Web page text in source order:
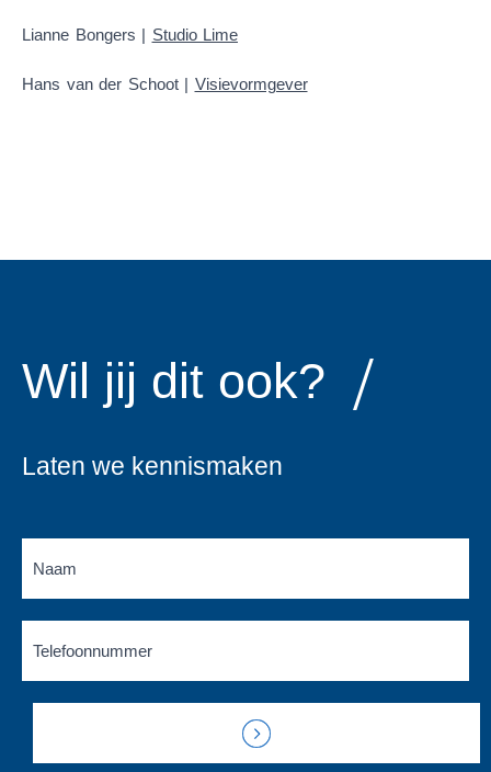
Lianne Bongers | Studio Lime
Hans van der Schoot | Visievormgever
Wil jij dit ook?
Laten we kennismaken